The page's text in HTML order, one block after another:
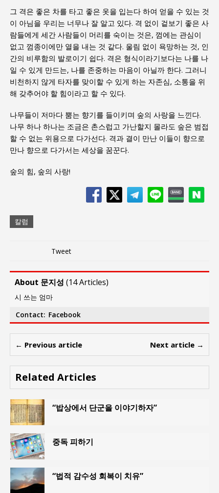
그 격은 좋은 차를 타고 좋은 옷을 입는다 하여 얻을 수 있는 것
이 아님을 우리는 너무나 잘 알고 있다. 격 없이 겉보기 좋은 사
람들에게 세간 사람들이 머리를 숙이는 것은, 껌에는 관심이
없고 껌종이에만 열을 내는 것 같다. 울림 없이 욕망하는 것, 인
간의 비루함의 발로이기 쉽다. 격은 형식이라기보다는 나를 나
일 수 있게 만드는, 나를 존중하는 마음이 아닐까 한다. 그러니
비천하지 않게 타자를 맞이할 수 있게 하는 자존심, 소통을 위
해 갖추어야 할 힘이라고 할 수 있다.
나무들이 저마다 뿜는 향기를 들이키며 숲의 사랑을 느낀다.
나무 하나 하나는 조금은 촌스럽고 가난할지 몰라도 숲은 범접
할 수 없는 위용으로 다가선다. 격과 결이 만난 이들이 향으로
만나 향으로 다가서는 세상을 꿈꾼다.
숲의 힘, 숲의 사랑!
칼럼
Tweet
About 문지성 (14 Articles)
시 쓰는 엄마
Contact: Facebook
← Previous article Next article →
Related Articles
“밥상에서 단군을 이야기하자”
중독 피하기
“법적 감수성 회복이 치유”